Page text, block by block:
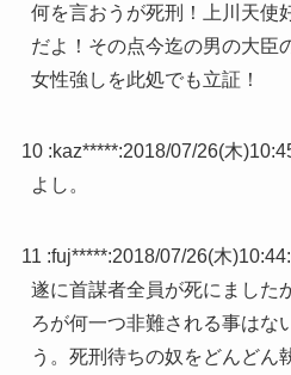
何を言おうが死刑！上川天使
だよ！その点今迄の男の大臣
女性強しを此処でも立証！
10 :kaz*****:2018/07/26(木
よし。
11 :fuj*****:2018/07/26(木
遂に首謀者全員が死にました
ろが何一つ非難される事はな
う。死刑待ちの奴をどんどん